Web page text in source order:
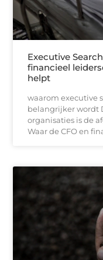
Executive
financieel
helpt
waarom executive
belangrijker wordt
organisaties is de
Waar de CFO en